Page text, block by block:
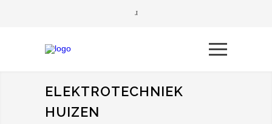
ELEKTROTECHNIEK
HUIZEN